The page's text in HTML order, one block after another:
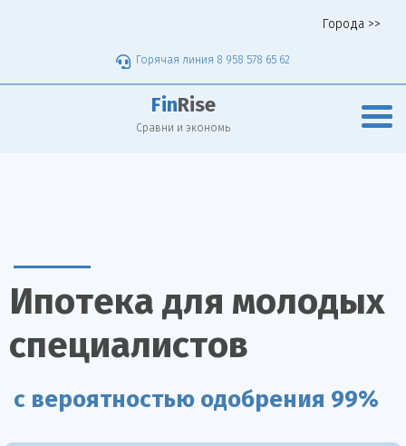
Города >>
Горячая линия 8 958 578 65 62
Fin Rise
Сравни и экономь
Ипотека для молодых
специалистов
с вероятностью одобрения 99%